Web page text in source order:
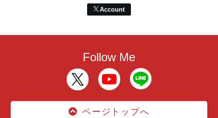
Account
Follow Me
ページトップへ